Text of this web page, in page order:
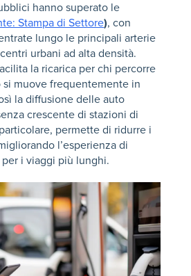
hanno superato le
Stampa di Settore), con
lungo le principali arterie
urbani ad alta densità.
la ricarica per chi percorre
muove frequentemente in
la diffusione delle auto
crescente di stazioni di
permette di ridurre i
l’esperienza di
i viaggi più lunghi.